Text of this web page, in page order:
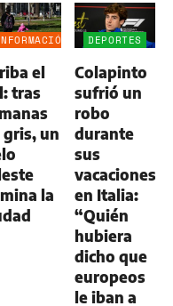
el
tras
gris, un
la
DEPORTES
Colapinto
sufrió un
robo
durante
sus
vacaciones
en Italia:
“Quién
hubiera
dicho que
europeos
le iban a